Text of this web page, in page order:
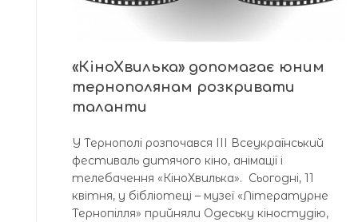
«КіноХвилька» допомагає юним
тернополянам розкривати
таланти
У Тернополі розпочався ІІІ Всеукраїнський
фестиваль дитячого кіно, анімації і
телебачення «КіноХвилька». Сьогодні, 11
квітня, у бібліотеці – музеї «Літературне
Тернопілля» прийняли Одеську кіностудію,